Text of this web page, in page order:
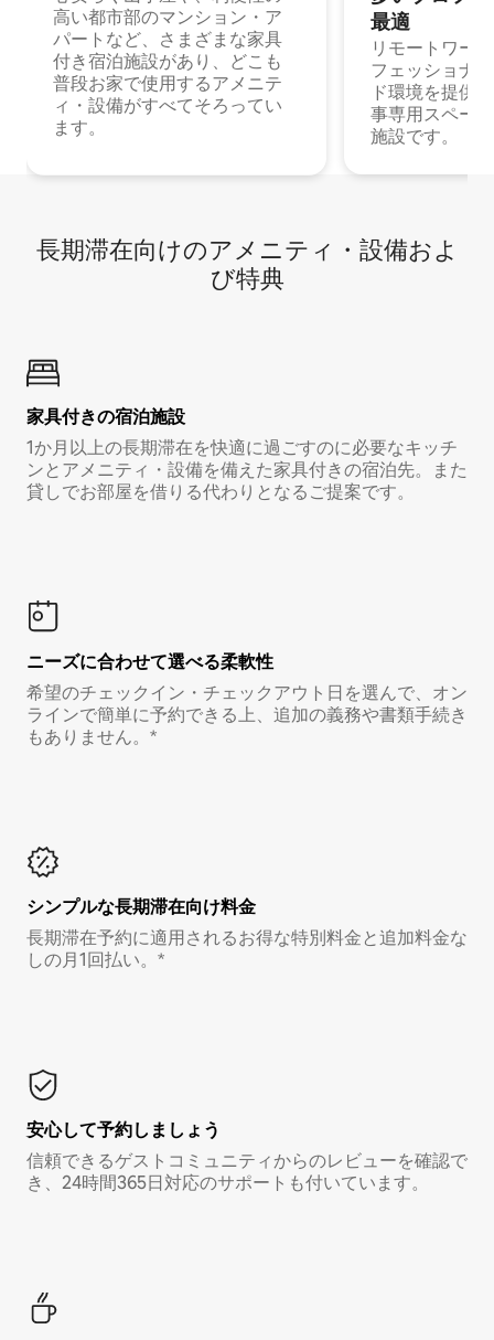
高い都市部のマンション・ア
パートなど、さまざまな家具
付き宿泊施設があり、どこも
普段お家で使用するアメニテ
ィ・設備がすべてそろってい
ます。
最⁠適
リモートワー
フェッショナ
ド環境を提供
事専用スペー
施設です。
長期滞在向け⁠のア⁠メ⁠ニ⁠テ⁠ィ⁠・設⁠備⁠およ
び特⁠典
家具付き⁠の宿⁠泊⁠施⁠設
1か月以上の長期滞在を快適に過ごすのに必要なキッチ
ンとアメニティ・設備を備えた家具付きの宿泊先。また
貸しでお部屋を借りる代わりとなるご提案です。
ニーズに合わせて選べる柔軟性
希望のチェックイン・チェックアウト日を選んで、オン
ラインで簡単に予約できる上、追加の義務や書類手続き
もありません。*
シンプルな長期滞在向け料金
長期滞在予約に適用されるお得な特別料金と追加料金な
しの月1回払い。*
安心して予約しましょう
信頼できるゲストコミュニティからのレビューを確認で
き、24時間365日対応のサポートも付いています。